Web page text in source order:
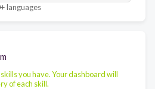
languages
you have. Your dashboard will
of each skill.